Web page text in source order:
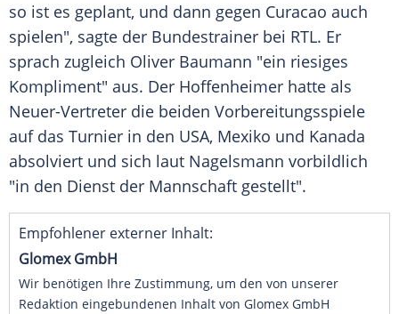
so ist es geplant, und dann gegen Curacao auch
spielen", sagte der Bundestrainer bei RTL. Er
sprach zugleich Oliver Baumann "ein riesiges
Kompliment" aus. Der Hoffenheimer hatte als
Neuer-Vertreter die beiden Vorbereitungsspiele
auf das Turnier in den USA, Mexiko und Kanada
absolviert und sich laut Nagelsmann vorbildlich
"in den Dienst der Mannschaft gestellt".
Empfohlener externer Inhalt:
Glomex GmbH
Wir benötigen Ihre Zustimmung, um den von unserer
Redaktion eingebundenen Inhalt von Glomex GmbH